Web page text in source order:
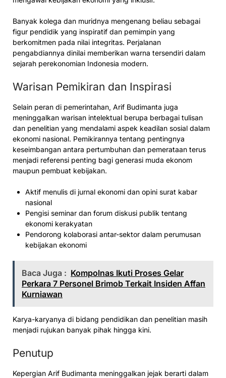
Banyak kolega dan muridnya mengenang beliau sebagai
figur pendidik yang inspiratif dan pemimpin yang
berkomitmen pada nilai integritas. Perjalanan
pengabdiannya dinilai memberikan warna tersendiri dalam
sejarah perekonomian Indonesia modern.
Warisan Pemikiran dan Inspirasi
Selain peran di pemerintahan, Arif Budimanta juga
meninggalkan warisan intelektual berupa berbagai tulisan
dan penelitian yang mendalami aspek keadilan sosial dalam
ekonomi nasional. Pemikirannya tentang pentingnya
keseimbangan antara pertumbuhan dan pemerataan terus
menjadi referensi penting bagi generasi muda ekonom
maupun pembuat kebijakan.
Aktif menulis di jurnal ekonomi dan opini surat kabar
nasional
Pengisi seminar dan forum diskusi publik tentang
ekonomi kerakyatan
Pendorong kolaborasi antar-sektor dalam perumusan
kebijakan ekonomi
Baca Juga : Kompolnas Ikuti Proses Gelar
Perkara 7 Personel Brimob Terkait Insiden Affan
Kurniawan
Karya-karyanya di bidang pendidikan dan penelitian masih
menjadi rujukan banyak pihak hingga kini.
Penutup
Kepergian Arif Budimanta meninggalkan jejak berarti dalam